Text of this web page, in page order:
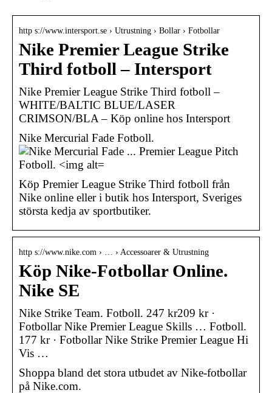
http s://www.intersport.se › Utrustning › Bollar › Fotbollar
Nike Premier League Strike
Third fotboll – Intersport
Nike Premier League Strike Third fotboll –
WHITE/BALTIC BLUE/LASER
CRIMSON/BLA – Köp online hos Intersport
Nike Mercurial Fade Fotboll.
Köp Premier League Strike Third fotboll från
Nike online eller i butik hos Intersport, Sveriges
största kedja av sportbutiker.
http s://www.nike.com › … › Accessoarer & Utrustning
Köp Nike-Fotbollar Online.
Nike SE
Nike Strike Team. Fotboll. 247 kr209 kr ·
Fotbollar Nike Premier League Skills … Fotboll.
177 kr · Fotbollar Nike Strike Premier League Hi
Vis …
Shoppa bland det stora utbudet av Nike-fotbollar
på Nike.com.